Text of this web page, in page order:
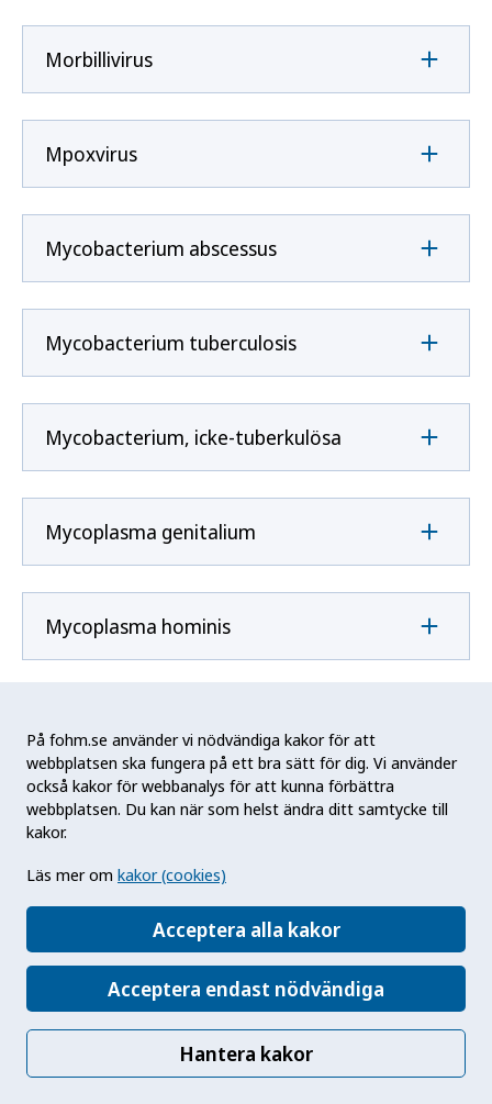
På fohm.se använder vi nödvändiga kakor för att
webbplatsen ska fungera på ett bra sätt för dig. Vi använder
också kakor för webbanalys för att kunna förbättra
webbplatsen. Du kan när som helst ändra ditt samtycke till
kakor.
Läs mer om kakor (cookies)
Acceptera alla kakor
Acceptera endast nödvändiga
Hantera kakor
Morbillivirus
Mpoxvirus
Mycobacterium abscessus
Mycobacterium tuberculosis
Mycobacterium, icke-tuberkulösa
Mycoplasma genitalium
Mycoplasma hominis
N
Neisseria gonorrhoeae
Neisseria meningitidis